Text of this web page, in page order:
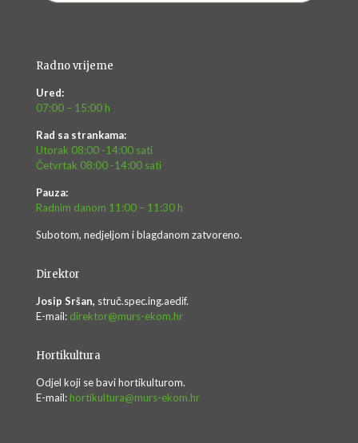
Radno vrijeme
Ured:
07:00 – 15:00 h
Rad sa strankama:
Utorak 08:00 -14:00 sati
Četvrtak 08:00 -14:00 sati
Pauza:
Radnim danom 11:00 – 11:30 h
Subotom, nedjeljom i blagdanom zatvoreno.
Direktor
Josip Sršan, struč.spec.ing.aedif.
E-mail: direktor@murs-ekom.hr
Hortikultura
Odjel koji se bavi hortikulturom.
E-mail: hortikultura@murs-ekom.hr